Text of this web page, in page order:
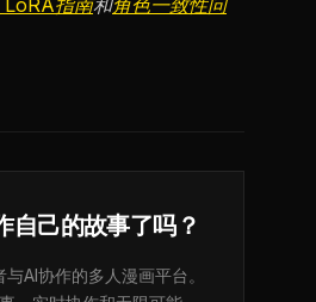
LoRA指南和角色一致性问
自己的故事了吗？
AI协作的多人漫画平台。